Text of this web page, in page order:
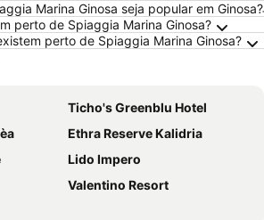
Marina Ginosa seja popular em Ginosa?
perto de Spiaggia Marina Ginosa?
perto de Spiaggia Marina Ginosa?
Ticho's Greenblu Hotel
Ethra Reserve Kalidria
Lido Impero
Valentino Resort